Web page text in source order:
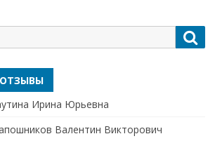
Ирина Юрьевна
Валентин Викторович